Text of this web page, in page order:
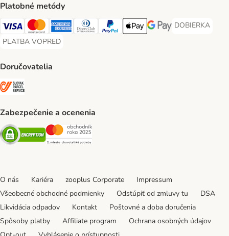
Platobné metódy
Visa Payment Method
Mastercard Payment Method
American Express Payment Method
Diners Club Payment Method
PayPal Payment Method
Apple Pay Payment Method
Google Pay Payment
DOBIERKA
DOBIERKA
PLATBA VOPRED
PLATBA VOPRED Payment Method
Doručovatelia
Zabezpečenie a ocenenia
Security Security
O nás Kariéra zooplus Corporate
Impressum
Všeobecné obchodné podmienky
Odstúpiť od zmluvy tu
DSA
Likvidácia odpadov
Kontakt
Poštovné a doba doručenia
Spôsoby platby
Affiliate program
Ochrana osobných údajov